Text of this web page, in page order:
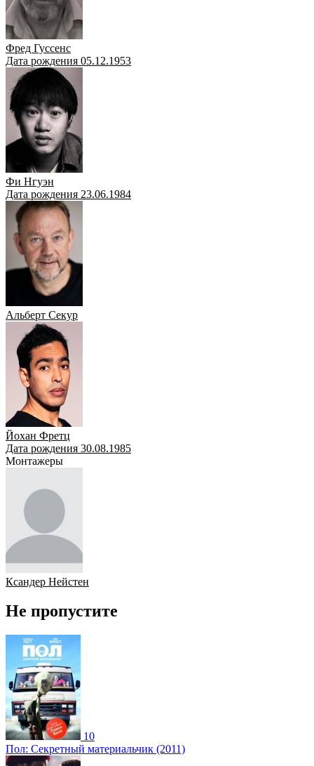
Фред Гуссенс
Дата рождения 05.12.1953
Фи Нгуэн
Дата рождения 23.06.1984
Альберт Секур
Йохан Фретц
Дата рождения 30.08.1985
Монтажеры
Ксандер Нейстен
Не пропустите
10
Пол: Секретный материальчик (2011)